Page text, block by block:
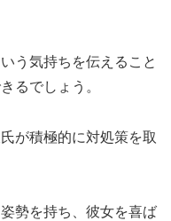
う気持ちを伝えること
るでしょう。
が積極的に対処策を取
勢を持ち、彼女を喜ば